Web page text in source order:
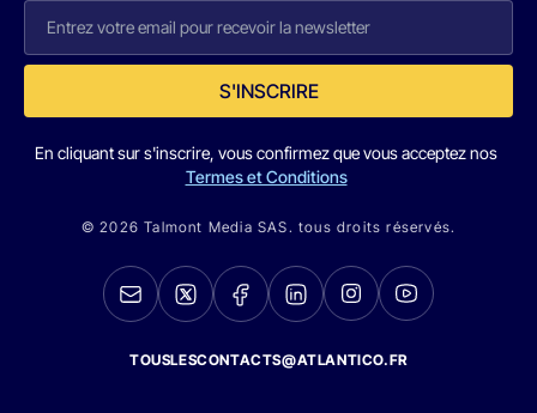
S'INSCRIRE
En cliquant sur s'inscrire, vous confirmez que vous acceptez nos
Termes et Conditions
© 2026 Talmont Media SAS. tous droits réservés.
TOUSLESCONTACTS@ATLANTICO.FR